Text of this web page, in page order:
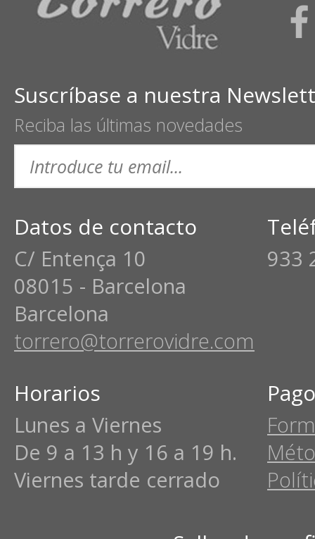
Suscríbase a nuestra
Reciba las últimas novedades
Datos de contacto
C/ Entença 10
08015 - Barcelona
Barcelona
torrero@torrerovidre.com
933
Horarios
Lunes a Viernes
De 9 a 13 h y 16 a 19 h.
Viernes tarde cerrado